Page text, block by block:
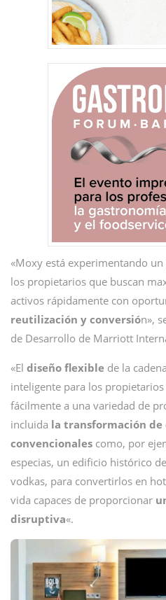
«Moxy está experimentando
los propietarios que buscan
activos rápidamente con
reutilización y conversión»,
de Desarrollo de Marriott
«El diseño flexible de la
inteligente para los
fácilmente a una variedad de
incluida la transformación de
convencionales como, por
especias, un edificio histórico
vodkas, para convertirlos en
vida capaces de proporcionar
disruptiva«.